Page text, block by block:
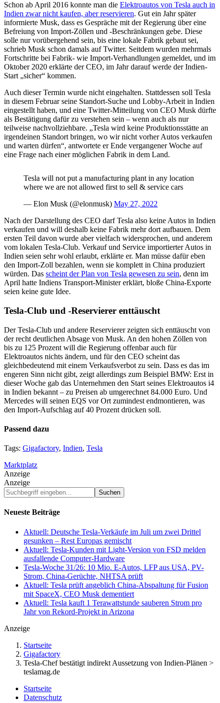
Schon ab April 2016 konnte man die Elektroautos von Tesla auch in
Indien zwar nicht kaufen, aber reservieren. Gut ein Jahr später
informierte Musk, dass es Gespräche mit der Regierung über eine
Befreiung von Import-Zöllen und -Beschränkungen gebe. Diese
solle nur vorübergehend sein, bis eine lokale Fabrik gebaut sei,
schrieb Musk schon damals auf Twitter. Seitdem wurden mehrmals
Fortschritte bei Fabrik- wie Import-Verhandlungen gemeldet, und im
Oktober 2020 erklärte der CEO, im Jahr darauf werde der Indien-
Start „sicher“ kommen.
Auch dieser Termin wurde nicht eingehalten. Stattdessen soll Tesla
in diesem Februar seine Standort-Suche und Lobby-Arbeit in Indien
eingestellt haben, und eine Twitter-Mitteilung von CEO Musk dürfte
als Bestätigung dafür zu verstehen sein – wenn auch als nur
teilweise nachvollziehbare. „Tesla wird keine Produktionsstätte an
irgendeinen Standort bringen, wo wir nicht vorher Autos verkaufen
und warten dürfen“, antwortete er Ende vergangener Woche auf
eine Frage nach einer möglichen Fabrik in dem Land.
Tesla will not put a manufacturing plant in any location
where we are not allowed first to sell & service cars
— Elon Musk (@elonmusk) May 27, 2022
Nach der Darstellung des CEO darf Tesla also keine Autos in Indien
verkaufen und will deshalb keine Fabrik mehr dort aufbauen. Dem
ersten Teil davon wurde aber vielfach widersprochen, und anderem
vom lokalen Tesla-Club. Verkauf und Service importierter Autos in
Indien seien sehr wohl erlaubt, erklärte er. Man müsse dafür eben
den Import-Zoll bezahlen, wenn sie komplett in China produziert
würden. Das scheint der Plan von Tesla gewesen zu sein, denn im
April hatte Indiens Transport-Minister erklärt, bloße China-Exporte
seien keine gute Idee.
Tesla-Club und -Reservierer enttäuscht
Der Tesla-Club und andere Reservierer zeigten sich enttäuscht von
der recht deutlichen Absage von Musk. An den hohen Zöllen von
bis zu 125 Prozent will die Regierung offenbar auch für
Elektroautos nichts ändern, und für den CEO scheint das
gleichbedeutend mit einem Verkaufsverbot zu sein. Dass es das im
engeren Sinn nicht gibt, zeigt allerdings zum Beispiel BMW: Erst in
dieser Woche gab das Unternehmen den Start seines Elektroautos i4
in Indien bekannt – zu Preisen ab umgerechnet 84.000 Euro. Und
Mercedes will seinen EQS vor Ort zumindest endmontieren, was
den Import-Aufschlag auf 40 Prozent drücken soll.
Passend dazu
Tags: Gigafactory, Indien, Tesla
Marktplatz
Anzeige
Anzeige
Suchbegriff
eingeben...
Neueste Beiträge
Aktuell: Deutsche Tesla-Verkäufe im Juli um zwei Drittel
gesunken – Rest Europas gemischt
Aktuell: Tesla-Kunden mit Light-Version von FSD melden
ausfallende Computer-Hardware
Tesla-Woche 31/26: 10 Mio. E-Autos, LFP aus USA, PV-
Strom, China-Gerüchte, NHTSA prüft
Aktuell: Tesla prüft angeblich China-Abspaltung für Fusion
mit SpaceX, CEO Musk dementiert
Aktuell: Tesla kauft 1 Terawattstunde sauberen Strom pro
Jahr von Rekord-Projekt in Arizona
Anzeige
Startseite
Gigafactory
Tesla-Chef bestätigt indirekt Aussetzung von Indien-Plänen >
teslamag.de
Startseite
Datenschutz